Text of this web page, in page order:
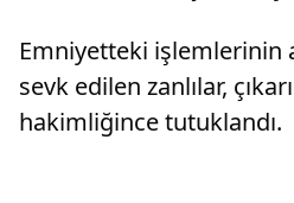
Emniyetteki işlemlerinin
sevk edilen zanlılar,
hakimliğince tutuklandı.